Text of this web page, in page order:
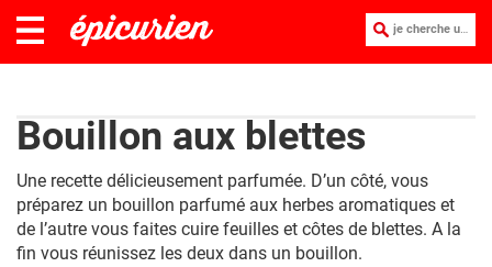
je cherche une recette :
Bouillon aux blettes
Une recette délicieusement parfumée. D’un côté, vous
préparez un bouillon parfumé aux herbes aromatiques et
de l’autre vous faites cuire feuilles et côtes de blettes. A la
fin vous réunissez les deux dans un bouillon.